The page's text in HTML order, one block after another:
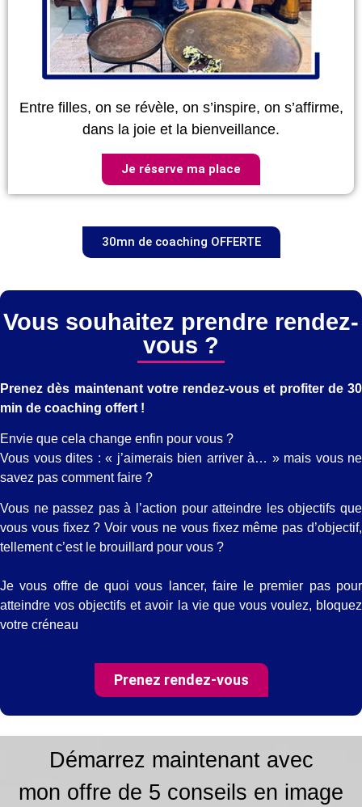
Entre filles, on se révèle, on s’inspire, on s’affirme,
dans la joie et la bienveillance.
Je réserve ma place
30mn de coaching OFFERTE
Vous souhaitez prendre rendez-
vous ?
Prenez dès maintenant votre rendez-vous et profiter de 30
min de coaching offert !
Envie que cela change enfin pour vous ?
Vous vous dites : « j’aimerais bien arriver à… » mais vous ne
savez pas comment faire ?
Vous ne passez pas à l’action pour atteindre les objectifs que
vous vous fixez ? Voir vous ne vous fixez même pas d’objectif,
tellement c’est le brouillard pour vous ?
Je vous offre de quoi vous lancer, faire le premier pas pour
atteindre vos objectifs et avoir la vie que vous voulez, bloquez
votre créneau
Prenez rendez-vous
Démarrez maintenant avec
mon offre de 5 conseils en image